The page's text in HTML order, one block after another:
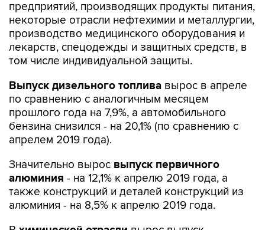
предприятий, производящих продукты питания,
некоторые отрасли нефтехимии и металлургии,
производство медицинского оборудования и
лекарств, спецодежды и защитных средств, в
том числе индивидуальной защиты.
Выпуск дизельного топлива вырос в апреле
по сравнению с аналогичным месяцем
прошлого года на 7,9%, а автомобильного
бензина снизился - на 20,1% (по сравнению с
апрелем 2019 года).
Значительно вырос выпуск первичного
алюминия - на 12,1% к апрелю 2019 года, а
также конструкций и деталей конструкций из
алюминия - на 8,5% к апрелю 2019 года.